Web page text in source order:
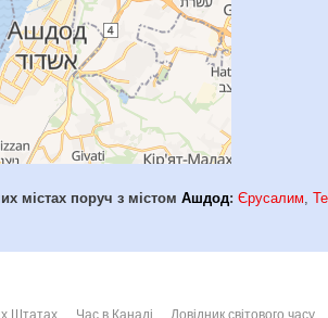
містах поруч з містомАшдод: Єрусалим,